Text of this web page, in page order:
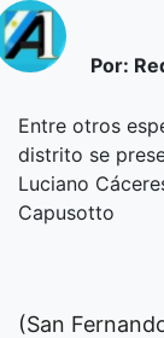
Por:
Entre otros
distrito se
Luciano
Capusotto
(San